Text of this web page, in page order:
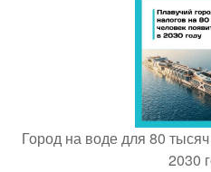
Город на воде для 80 тысяч
2030